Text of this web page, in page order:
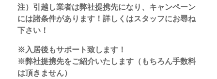
注）引越し業者は弊社提携先になり、キャンペーン
には諸条件があります！詳しくはスタッフにお尋ね
下さい！
※入居後もサポート致します！
※弊社提携先をご紹介いたします（もちろん手数料
は頂きません）